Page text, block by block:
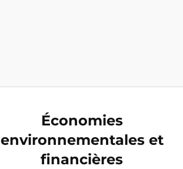
Économies
environnementales et
financières